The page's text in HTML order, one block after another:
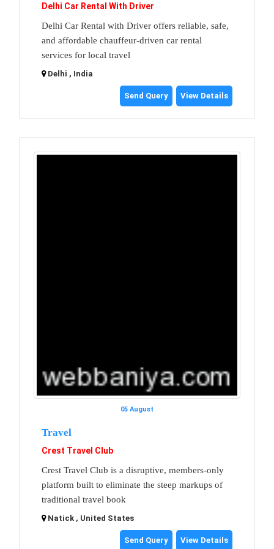
Delhi Car Rental With Driver
Delhi Car Rental with Driver offers reliable, safe,
and affordable chauffeur-driven car rental
services for local travel
Delhi , India
Send Query View Details
05 August
Travel
Crest Travel Club
Crest Travel Club is a disruptive, members-only
platform built to eliminate the steep markups of
traditional travel book
Natick , United States
Send Query View Details